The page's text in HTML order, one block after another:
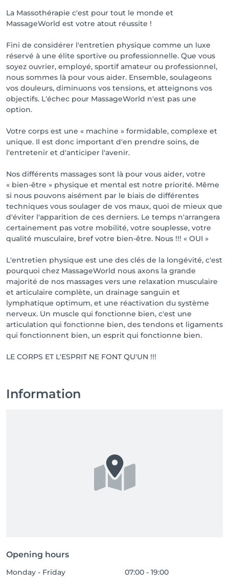
La Massothérapie c'est pour tout le monde et
MassageWorld est votre atout réussite !
Fini de considérer l'entretien physique comme un luxe
réservé à une élite sportive ou professionnelle. Que vous
soyez ouvrier, employé, sportif amateur ou professionnel,
nous sommes là pour vous aider. Ensemble, soulageons
vos douleurs, diminuons vos tensions, et atteignons vos
objectifs. L'échec pour MassageWorld n'est pas une
option.
Votre corps est une « machine » formidable, complexe et
unique. Il est donc important d'en prendre soins, de
l'entretenir et d'anticiper l'avenir.
Nos différents massages sont là pour vous aider, votre
« bien-être » physique et mental est notre priorité. Même
si nous pouvons aisément par le biais de différentes
techniques vous soulager de vos maux, quoi de mieux que
d'éviter l'apparition de ces derniers. Le temps n'arrangera
certainement pas votre mobilité, votre souplesse, votre
qualité musculaire, bref votre bien-être. Nous !!! « OUI »
L'entretien physique est une des clés de la longévité, c'est
pourquoi chez MassageWorld nous axons la grande
majorité de nos massages vers une relaxation musculaire
et articulaire complète, un drainage sanguin et
lymphatique optimum, et une réactivation du système
nerveux. Un muscle qui fonctionne bien, c'est une
articulation qui fonctionne bien, des tendons et ligaments
qui fonctionnent bien, un esprit qui fonctionne bien.
LE CORPS ET L'ESPRIT NE FONT QU'UN !!!
Information
Opening hours
Monday - Friday
07:00 - 19:00